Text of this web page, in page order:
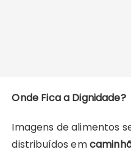
Onde Fica a Dignidade?
Imagens de alimentos
distribuídos em